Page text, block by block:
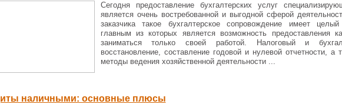
Сегодня предоставление бухгалтерских услуг
является очень востребованной и выгодной сферой
заказчика такое бухгалтерское сопровождение имеет
главным из которых является возможность предоставления
заниматься только своей работой. Налоговый и
восстановление, составление годовой и нулевой отчетности, а
методы ведения хозяйственной деятельности ...
наличными: основные плюсы